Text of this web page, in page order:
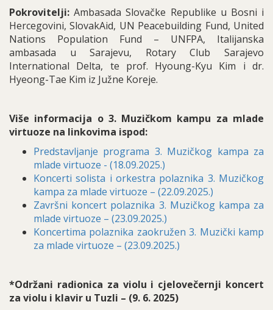
Pokrovitelji: Ambasada Slovačke Republike u Bosni i
Hercegovini, SlovakAid, UN Peacebuilding Fund, United
Nations Population Fund – UNFPA, Italijanska
ambasada u Sarajevu, Rotary Club Sarajevo
International Delta, te prof. Hyoung-Kyu Kim i dr.
Hyeong-Tae Kim iz Južne Koreje.
Više informacija o 3. Muzičkom kampu za mlade
virtuoze na linkovima ispod:
Predstavljanje programa 3. Muzičkog kampa za
mlade virtuoze - (18.09.2025.)
Koncerti solista i orkestra polaznika 3. Muzičkog
kampa za mlade virtuoze – (22.09.2025.)
Završni koncert polaznika 3. Muzičkog kampa za
mlade virtuoze – (23.09.2025.)
Koncertima polaznika zaokružen 3. Muzički kamp
za mlade virtuoze – (23.09.2025.)
*Održani radionica za violu i cjelovečernji koncert
za violu i klavir u Tuzli – (9. 6. 2025)